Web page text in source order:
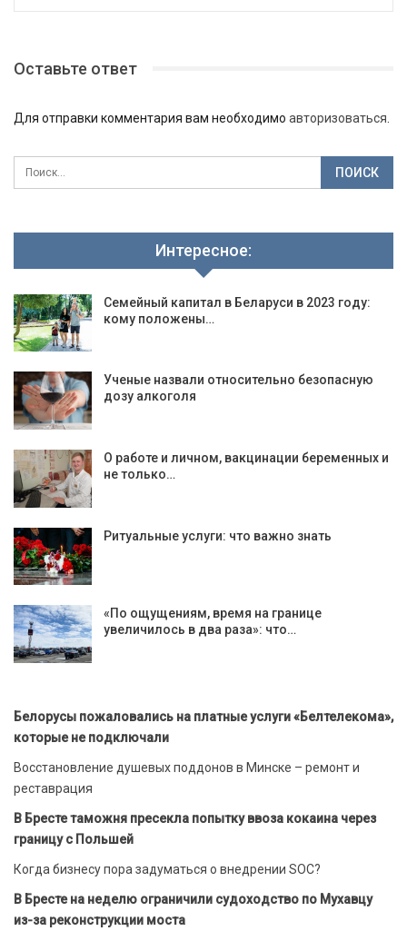
Оставьте ответ
Для отправки комментария вам необходимо авторизоваться
Интересное:
Семейный капитал в Беларуси в 2023 году:
кому положены…
Ученые назвали относительно безопасную
дозу алкоголя
О работе и личном, вакцинации беременных и
не только…
Ритуальные услуги: что важно знать
«По ощущениям, время на границе
увеличилось в два раза»: что…
Белорусы пожаловались на платные услуги «Белтелекома»,
которые не подключали
Восстановление душевых поддонов в Минске – ремонт и
реставрация
В Бресте таможня пресекла попытку ввоза кокаина через
границу с Польшей
Когда бизнесу пора задуматься о внедрении SOC?
В Бресте на неделю ограничили судоходство по Мухавцу
из-за реконструкции моста